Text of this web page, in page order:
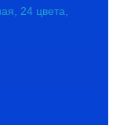
24 цвета,